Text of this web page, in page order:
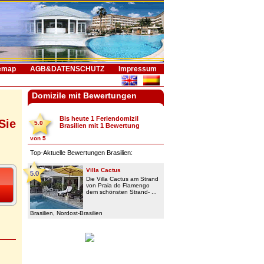
AGB&DATENSCHUTZ Impressum
Domizile mit Bewertungen
5.0
von 5
Bis heute 1 Feriendomizil
Brasilien mit 1Bewertung
Top-Aktuelle Bewertungen Brasilien:
Villa Cactus
Die Villa Cactus am Strand
von Praia do Flamengo
dem schönsten Strand- ...
Brasilien, Nordost-Brasilien
5.0